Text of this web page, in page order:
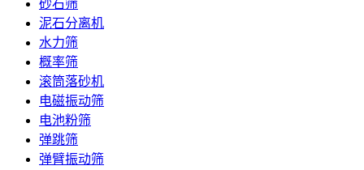
砂石筛
泥石分离机
水力筛
概率筛
滚筒落砂机
电磁振动筛
电池粉筛
弹跳筛
弹臂振动筛